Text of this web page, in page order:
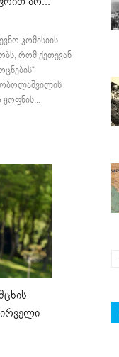
კომისიის
რომ ქეთევან
ობოლაშვილის
ყოფნის...